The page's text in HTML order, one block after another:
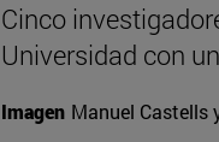
Cinco
Universidad con
Imagen Manuel Castells